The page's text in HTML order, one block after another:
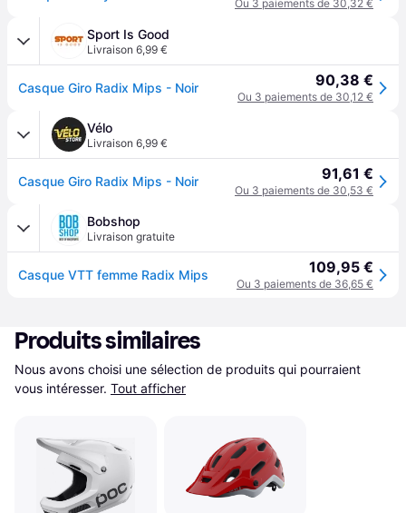
Ou 3 paiements de 30,32 €
Sport Is Good
Livraison 6,99 €
Casque Giro Radix Mips - Noir 90,38 €
Ou 3 paiements de 30,12 €
Vélo
Livraison 6,99 €
Casque Giro Radix Mips - Noir 91,61 €
Ou 3 paiements de 30,53 €
Bobshop
Livraison gratuite
Casque VTT femme Radix Mips 109,95 €
Ou 3 paiements de 36,65 €
Produits similaires
Nous avons choisi une sélection de produits qui pourraient
vous intéresser. Tout afficher